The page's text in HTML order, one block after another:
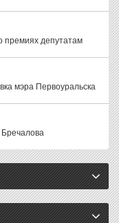
премиях депутатам
мэра Первоуральска
Бречалова